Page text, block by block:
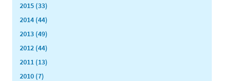
2015 (33)
2014 (44)
2013 (49)
2012 (44)
2011 (13)
2010 (7)